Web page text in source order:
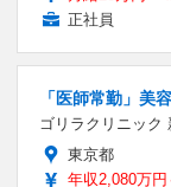
正社員
「医師常勤」美
ゴリラクリニック
東京都
年収2,080万円